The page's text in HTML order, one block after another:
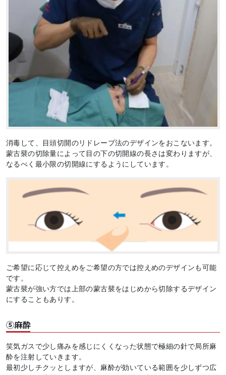
消毒して、目頭切開のリドレープ法のデザインをおこないます。
蒙古襞の切除量によって目の下の切開線の長さは変わりますが、
なるべく最小限の切開線にするようにしています。
ご希望に応じて控えめをご希望の方では控えめのデザインも可能
です。
蒙古襞が強い方では上部の蒙古襞をはじめから切除するデザイン
にすることもありす。
⑤麻酔
笑気ガスで少し痛みを感じにくくなった状態で極細の針で局所麻
酔を注射していきます。
最初少しチクッとしますが、麻酔が効いている範囲を少しずつ広